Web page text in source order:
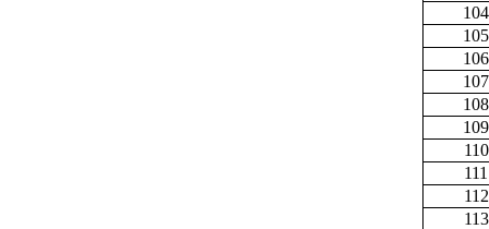
104
105
106
107
108
109
110
111
112
113